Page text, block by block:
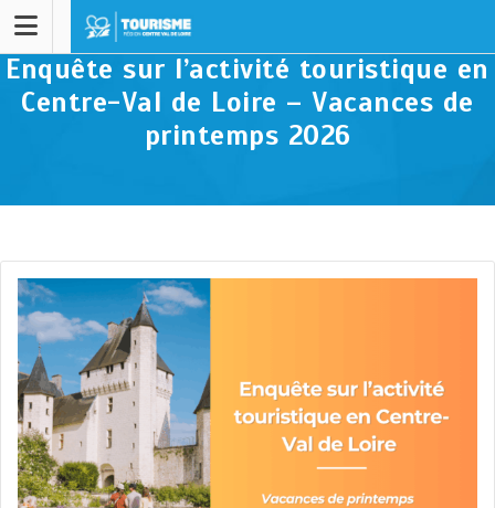
Enquête sur l’activité touristique en
Centre-Val de Loire – Vacances de
printemps 2026